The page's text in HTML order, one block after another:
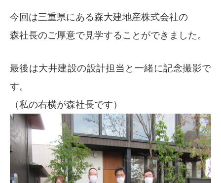
今回は三重県にある森大建地産株式会社の
森社長のご厚意で見学することができました。
最後は大井建設の設計担当と一緒に記念撮影で
す。
（私の右横が森社長です）